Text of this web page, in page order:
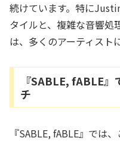
続けています。特に
タイルと、複雑な音響処
は、多くのアーティスト
『SABLE, fABLE
チ
『SABLE, fABLE』では